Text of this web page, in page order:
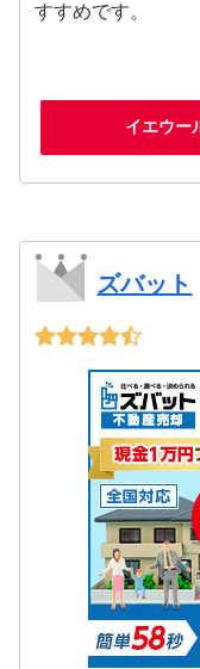
すすめです。
イエウー
ズバット